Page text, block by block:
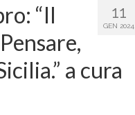
11
GEN 2024
“Il
a cura